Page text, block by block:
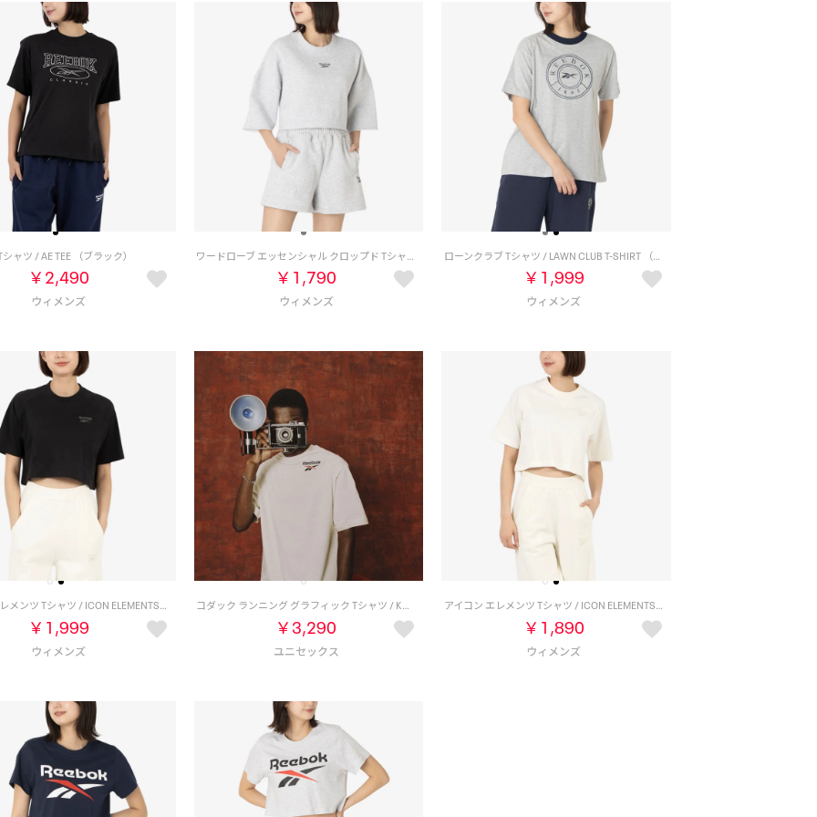
シャツ / AE TEE （ブラック）
￥2,490
ワードローブ エッセンシャル クロップド Tシャツ / WARDROBE ESSENTIALS CROPPED T-SHIRT （グレー）
￥1,790
ローンクラブ Tシャツ / LAWN CLUB T-SHIRT （グレー）
￥1,999
アイコン エレメンツ Tシャツ / ICON ELEMENTS TEE （ブラック）
￥1,999
コダック ランニング グラフィック Tシャツ / KODAK GRAPHIC RUN TEE （ヴィンテージチョーク）
￥3,290
アイコン エレメンツ Tシャツ / ICON ELEMENTS TEE （チョーク）
￥1,890